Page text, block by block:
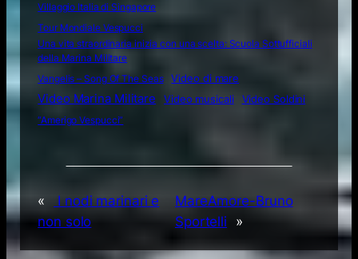
Villaggio Italia di Singapore
Tour Mondiale Vespucci
Una vita straordinaria inizia con una scelta: Scuola Sottufficiali
della Marina Militare
Vangelis – Song Of The Seas
Video di mare
Video Marina Militare Video musicali
Video Soldini
“Amerigo Vespucci”
«
I nodi marinari e
non solo
MareAmore-Bruno
Sportelli
»